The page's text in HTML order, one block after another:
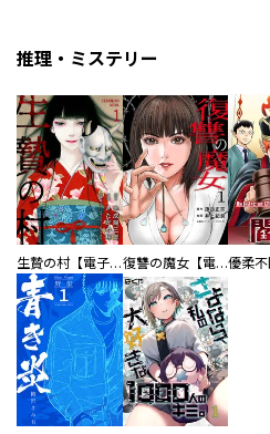
推理・ミステリー
生贄の村【電子単行本版】 復讐の魔女【電子単行本版】